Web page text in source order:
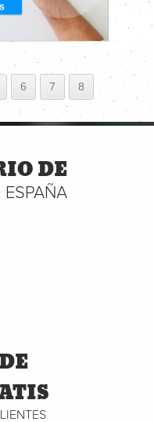
6 7 8
DE
ESPAÑA